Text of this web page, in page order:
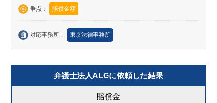
争点： 賠償金額
対応事務所： 東京法律事務所
弁護士法人ALGに依頼した結果
賠償金